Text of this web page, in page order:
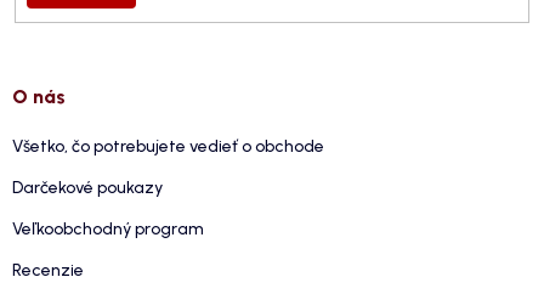
O nás
Všetko, čo potrebujete vedieť o obchode
Darčekové poukazy
Veľkoobchodný program
Recenzie